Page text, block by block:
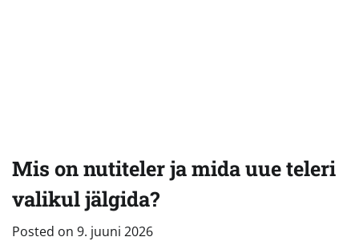
Mis on nutiteler ja mida uue teleri
valikul jälgida?
Posted on 9. juuni 2026